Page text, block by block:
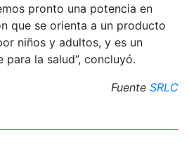
pronto una potencia en
que se orienta a un producto
niños y adultos, y es un
para la salud”, concluyó.
Fuente SRLC